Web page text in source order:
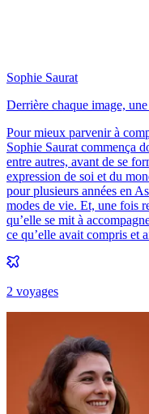
Sophie Saurat
Derrière chaque image,
Pour mieux parvenir à
Sophie Saurat commença
entre autres, avant de se
expression de soi et du
pour plusieurs années en
modes de vie. Et, une fois
qu’elle se mit à
ce qu’elle avait compris et
2 voyages